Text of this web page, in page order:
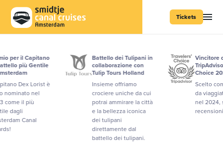
Tickets
il Capitano
più Gentile
Dex Lorist è
nel
il più
Canal
Battello dei Tulipani in
collaborazione con
Tulip Tours Holland
Insieme offriamo
crociere uniche da cui
potrai ammirare la città
e la bellezza iconica
dei tulipani
direttamente dal
battello dei tulipani.
Vincitore del
TripAdvisor
Choice 2024
Scelto come
da
nel 2024,
recensioni e